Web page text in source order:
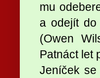
mu
a odejít
(Owen
Patnáct let
Jeníček